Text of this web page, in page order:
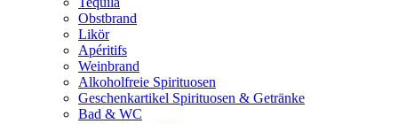
Obstbrand
Likör
Apéritifs
Weinbrand
Alkoholfreie Spirituosen
Geschenkartikel Spirituosen & Getränke
Bad & WC